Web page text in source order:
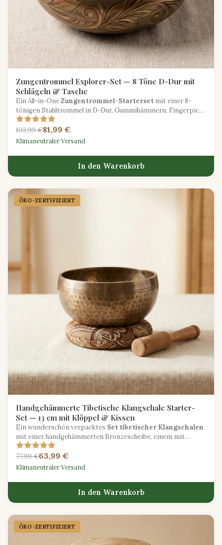
Zungentrommel Explorer-Set — 8 Töne D-Dur mit
Schlägeln & Tasche
Ein All-in-OneZungentrommel-Starterset mit einer 8-
tönigen Stahltrommel in D-Dur, Gummihämmern, Fingerpicks
und einer gepolsterten Tragetasche.
103,99 €81,99 €
Klimaneutraler Versand
In den Warenkorb
ÖKO-ZERTIFIZIERT
Handgehämmerte Tibetische Klangschale Starter-
Set — 13 cm mit Klöppel & Kissen
Ein wunderschön verpacktes Set tibetischer Klangschalen
mit einer handgehämmerten Bronzescheibe, einem mit
Wildleder umwickelten Schlägel, einem Seidenkissen und
einem Meditationsleitfaden.
77,99 €63,99 €
Klimaneutraler Versand
In den Warenkorb
ÖKO-ZERTIFIZIERT